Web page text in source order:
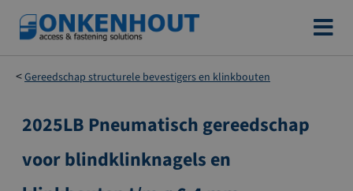
Ga
naar
de
inhoud
Gereedschap structurele bevestigers en klinkbouten
Ga
het
2025LB Pneumatisch gereedschap
voor blindklinknagels en